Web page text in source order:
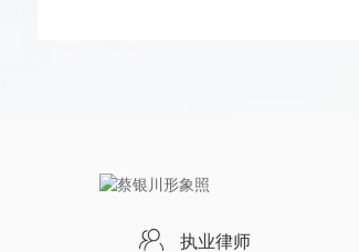
执业律师